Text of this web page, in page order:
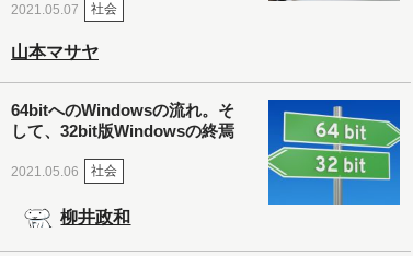
2021.05.07 社会
山本マサヤ
64bitへのWindowsの流れ。そ
して、32bit版Windowsの終焉
2021.05.06 社会
柳井政和